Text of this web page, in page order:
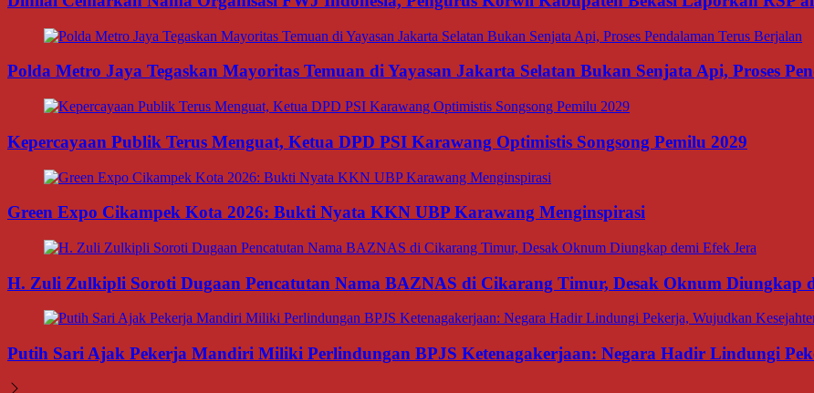
Polda Metro Jaya Tegaskan Mayoritas Temuan di Yayasan Jakarta Selatan Bukan Senjata Api, Proses
Kepercayaan Publik Terus Menguat, Ketua DPD PSI Karawang Optimistis Songsong Pemilu 2029
Green Expo Cikampek Kota 2026: Bukti Nyata KKN UBP Karawang Menginspirasi
H. Zuli Zulkipli Soroti Dugaan Pencatutan Nama BAZNAS di Cikarang Timur, Desak Oknum Diungkap
Putih Sari Ajak Pekerja Mandiri Miliki Perlindungan BPJS Ketenagakerjaan: Negara Hadir Lindungi